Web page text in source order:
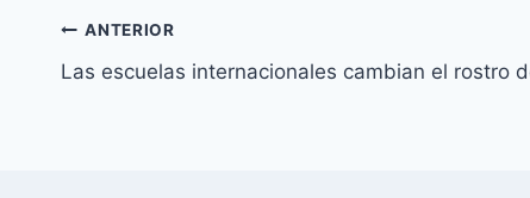
Navegación
de
ANTERIOR
Las escuelas internacionales cambian el rostro